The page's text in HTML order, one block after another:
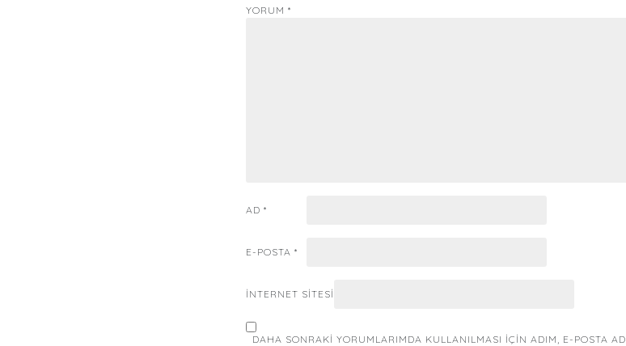
YORUM *
AD *
E-POSTA *
İNTERNET SITESI
DAHA SONRAKI YORUMLARIMDA KULLANILMASI IÇIN ADIM, E-POSTA